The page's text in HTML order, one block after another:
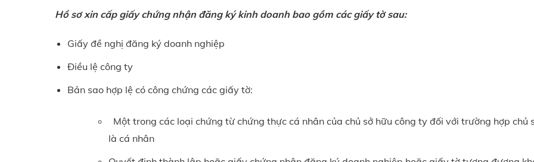
Hồ sơ xin cấp giấy chứng nhận đăng ký kinh doanh bao gồm các giấy tờ sau:
Giấy đề nghị đăng ký doanh nghiệp
Điều lệ công ty
Bản sao hợp lệ có công chứng các giấy tờ:
Một trong các loại chứng từ chứng thực cá nhân của chủ sở hữu công ty đối với trường hợp chủ
là cá nhân